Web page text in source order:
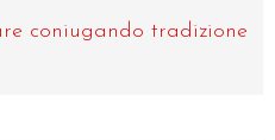
coniugando tradizione